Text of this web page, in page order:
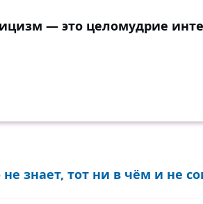
— это целомудрие
знает, тот ни в чём и не